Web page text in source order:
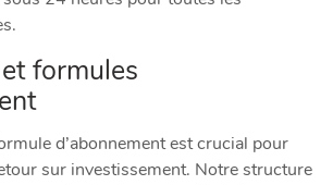
formules
d’abonnement est crucial pour
sur investissement. Notre structure